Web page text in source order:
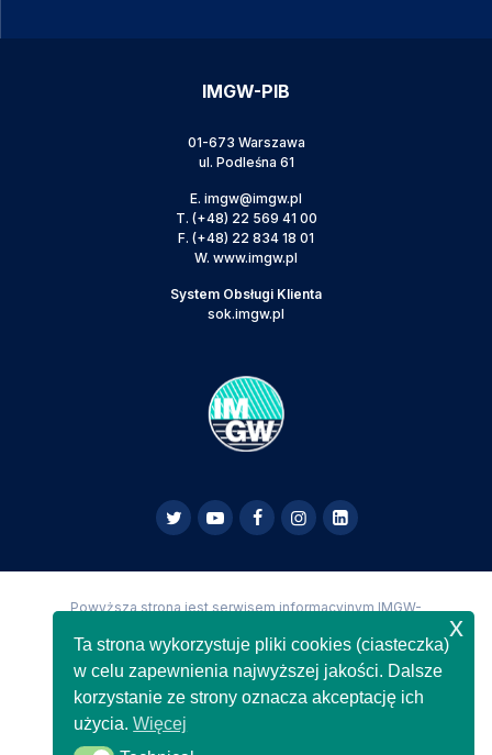
IMGW-PIB
01-673 Warszawa
ul. Podleśna 61
E. imgw@imgw.pl
T. (+48) 22 569 41 00
F. (+48) 22 834 18 01
W. www.imgw.pl
System Obsługi Klienta
sok.imgw.pl
Powyższa strona jest serwisem informacyjnym IMGW-
Copyright IMGW-PIB Wszelkie prawa zastrzeżone
Ta strona wykorzystuje pliki cookies (ciasteczka)
w celu zapewnienia najwyższej jakości. Dalsze
korzystanie ze strony oznacza akceptację ich
użycia.Więcej
x